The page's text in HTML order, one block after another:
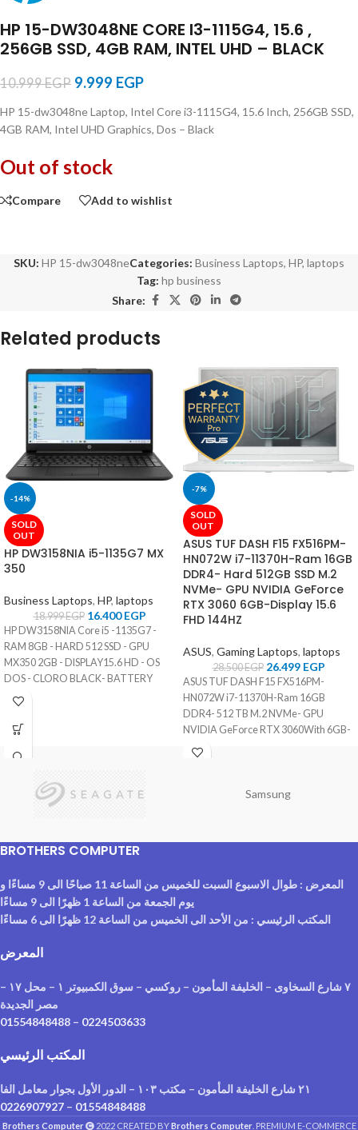
HP 15-DW3048NE CORE I3-1115G4, 15.6 ,
256GB SSD, 4GB RAM, INTEL UHD – BLACK
10.999EGP 9.999 EGP
HP 15-dw3048ne Laptop, Intel Core i3-1115G4, 15.6 Inch, 256GB SSD,
4GB RAM, Intel UHD Graphics, Dos – Black
Out of stock
Compare Add to wishlist
SKU: HP 15-dw3048neCategories: Business Laptops, HP, laptops
Tag: hp business
Share:
Related products
-14%
SOLD
OUT
HP DW3158NIA i5-1135G7 MX
350
Business Laptops, HP, laptops
18.999EGP 16.400EGP
HP DW3158NIA Core i5 -1135G7 -
RAM 8GB - HARD 512 SSD - GPU
MX350 2GB - DISPLAY15.6 HD - OS
DOS - CLORO BLACK- BATTERY
3CELL
-7%
SOLD
OUT
ASUS TUF DASH F15 FX516PM-
HN072W i7-11370H-Ram 16GB
DDR4- Hard 512GB SSD M.2
NVMe- GPU NVIDIA GeForce
RTX 3060 6GB-Display 15.6
FHD 144HZ
ASUS, Gaming Laptops, laptops
28.500EGP 26.499 EGP
ASUS TUF DASH F15 FX516PM-
HN072W i7-11370H-Ram 16GB
DDR4- 512 TB M.2 NVMe- GPU
NVIDIA GeForce RTX 3060With 6GB-
Display 15.6 FHD 144HZ
Samsung
BROTHERS COMPUTER
المعرض : طوال الاسبوع السبت للخميس من الساعة 11 صباحًا الى 9 مساءًا و
يوم الجمعة من الساعة 1 ظهرًا الى 9 مساءًا
المكتب الرئيسي : من الأحد الى الخميس من الساعة 12 ظهرًا الى 6 مساءًا
المعرض
٧ شارع السخاوى – الخليفة المأمون – روكسي – سوق الكمبيوتر ١ – محل ١٧ –
مصر الجديدة
01554848488 – 0224503633
المكتب الرئيسي
٢١ شارع الخليفة المأمون – مكتب ١٠٣ – الدور الأول بجوار معامل الفا
0226907927 – 01554848488
Brothers Computer 2022 CREATED BYBrothers Computer. PREMIUM E-COMMERCE